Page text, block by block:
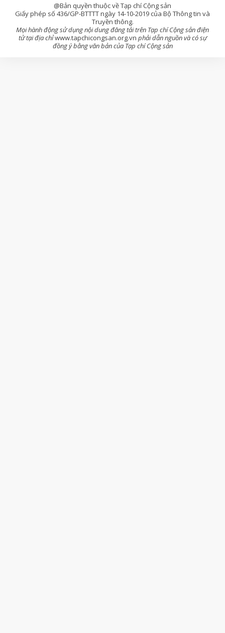
@Bản quyền thuộc về Tạp chí Cộng sản
Giấy phép số 436/GP-BTTTT ngày 14-10-2019 của Bộ Thông tin và
Truyền thông.
Mọi hành động sử dụng nội dung đăng tải trên Tạp chí Cộng sản điện
tử tại địa chỉwww.tapchicongsan.org.vn phải dẫn nguồn và có sự
đồng ý bằng văn bản của Tạp chí Cộng sản